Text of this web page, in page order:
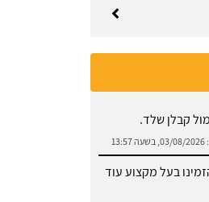
קבלן שלד.
03/08/2026, בשעה 13:57
בעל מקצוע עוד